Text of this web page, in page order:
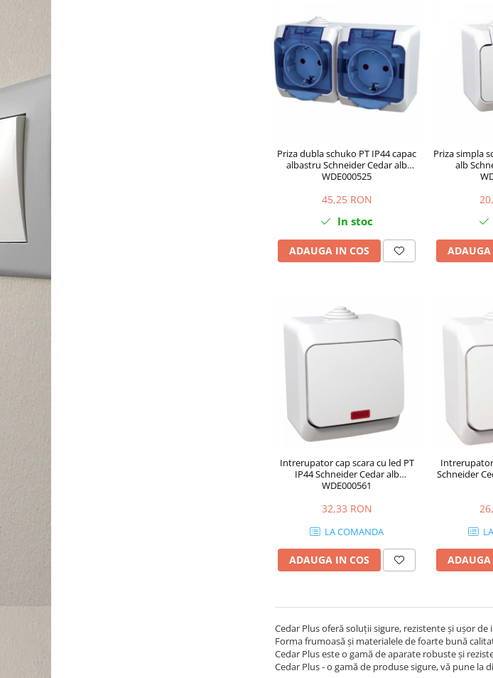
Priza dubla schuko PT IP44 capac
albastru Schneider Cedar alb
WDE000525
45,25 RON
In stoc
ADAUGA IN COS
Priza simpla
alb
ADAUGA
Intrerupator cap scara cu led PT
IP44 Schneider Cedar alb
WDE000561
32,33 RON
LA COMANDA
ADAUGA IN COS
Intrerupator
Schneider
ADAUGA
Cedar Plus oferă soluţii sigure, rezistente şi uşor
Forma frumoasă şi materialele de foarte bună
Cedar Plus este o gamă de aparate robuste şi
Cedar Plus - o gamă de produse sigure, vă pune